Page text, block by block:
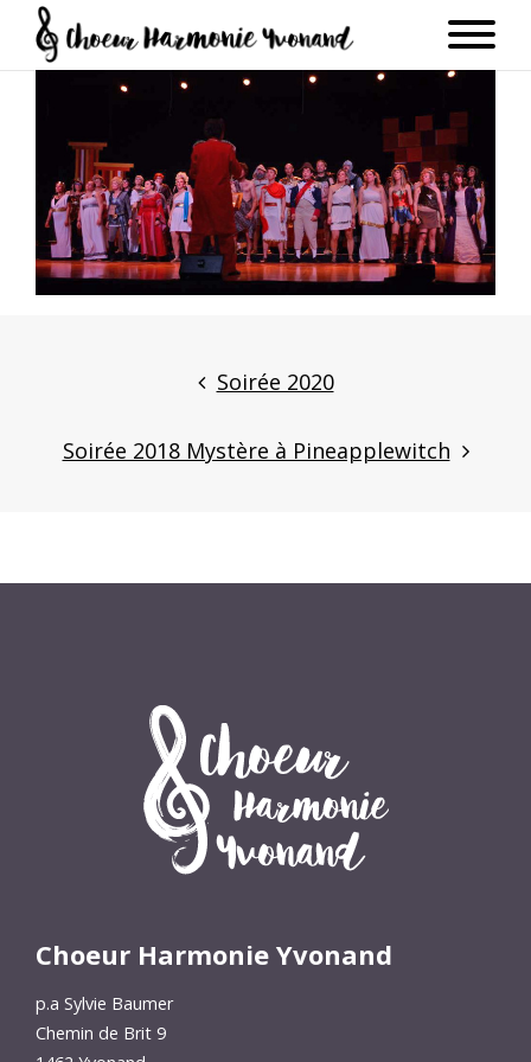
Soirée 2020
Soirée 2018 Mystère à Pineapplewitch
Choeur Harmonie Yvonand
p.a Sylvie Baumer
Chemin de Brit 9